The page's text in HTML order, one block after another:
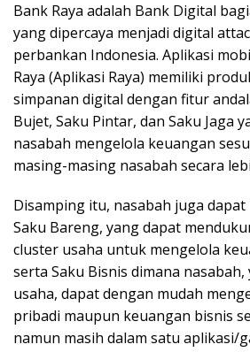
Bank Raya adalah Bank Digital
yang dipercaya menjadi digital
perbankan Indonesia. Aplikasi
Raya (Aplikasi Raya) memiliki
simpanan digital dengan fitur
Bujet, Saku Pintar, dan Saku Jaga
nasabah mengelola keuangan
masing-masing nasabah secara
Disamping itu, nasabah juga
Saku Bareng, yang dapat
cluster usaha untuk mengelola
serta Saku Bisnis dimana
usaha, dapat dengan mudah
pribadi maupun keuangan bisnis
namun masih dalam satu aplikasi/